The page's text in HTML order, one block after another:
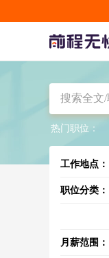
热门职位：
工作地点：
职位分类：
月薪范围：